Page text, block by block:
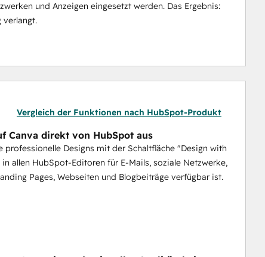
und Anzeigen eingesetzt werden. Das Ergebnis:
verlangt.
Vergleich der Funktionen nach HubSpot-Produkt
Canva direkt von HubSpot aus
professionelle Designs mit der Schaltfläche "Design with
in allen HubSpot-Editoren für E-Mails, soziale Netzwerke,
Pages, Webseiten und Blogbeiträge verfügbar ist.